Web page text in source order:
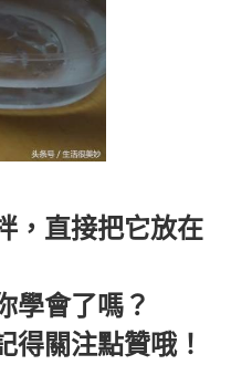
，直接把它放在
學會了嗎？
得關注點贊哦！